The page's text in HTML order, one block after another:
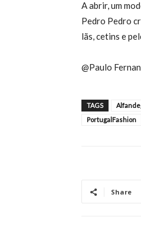
A abrir, um
Pedro Pedro
lãs, cetins e
@Paulo
TAGS
PortugalFashion
Share